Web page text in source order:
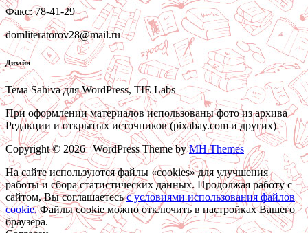
Факс: 78-41-29
domliteratorov28@mail.ru
Дизайн
Тема Sahiva для WordPress, TIE Labs
При оформлении материалов использованы фото из архива
Редакции и открытых источников (pixabay.com и других)
Copyright © 2026 | WordPress Theme byMH Themes
На сайте используются файлы «cookies» для улучшения
работы и сбора статистических данных. Продолжая работу с
сайтом, Вы соглашаетесьc условиями использования файлов
cookie.Файлы cookie можно отключить в настройках Вашего
браузера.